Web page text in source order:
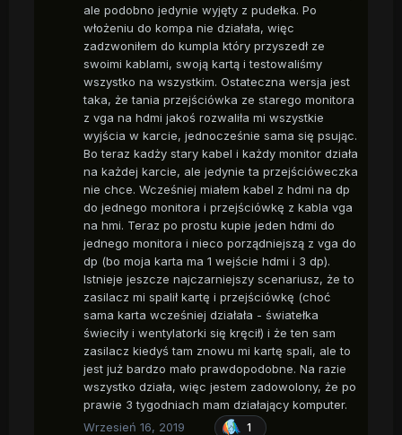
ale podobno jedynie wyjęty z pudełka. Po
włożeniu do kompa nie działała, więc
zadzwoniłem do kumpla który przyszedł ze
swoimi kablami, swoją kartą i testowaliśmy
wszystko na wszystkim. Ostateczna wersja jest
taka, że tania przejściówka ze starego monitora
z vga na hdmi jakoś rozwaliła mi wszystkie
wyjścia w karcie, jednocześnie sama się psując.
Bo teraz kadży stary kabel i każdy monitor działa
na każdej karcie, ale jedynie ta przejścióweczka
nie chce. Wcześniej miałem kabel z hdmi na dp
do jednego monitora i przejściówkę z kabla vga
na hmi. Teraz po prostu kupie jeden hdmi do
jednego monitora i nieco porządniejszą z vga do
dp (bo moja karta ma 1 wejście hdmi i 3 dp).
Istnieje jeszcze najczarniejszy scenariusz, że to
zasilacz mi spalił kartę i przejściówkę (choć
sama karta wcześniej działała - światełka
świeciły i wentylatorki się kręcił) i że ten sam
zasilacz kiedyś tam znowu mi kartę spali, ale to
jest już bardzo mało prawdopodobne. Na razie
wszystko działa, więc jestem zadowolony, że po
prawie 3 tygodniach mam działający komputer.
Wrzesień 16, 2019
1